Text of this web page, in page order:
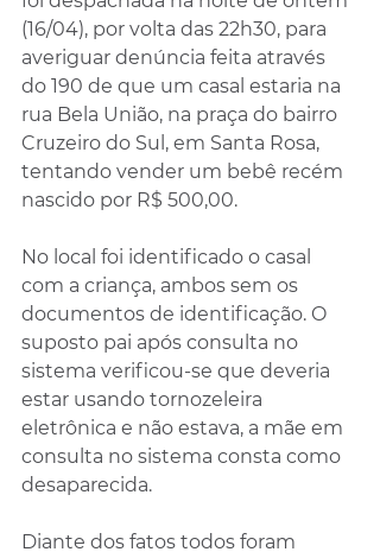
(16/04), por volta das 22h30, para
averiguar denúncia feita através
do 190 de que um casal estaria na
rua Bela União, na praça do bairro
Cruzeiro do Sul, em Santa Rosa,
tentando vender um bebê recém
nascido por R$ 500,00.
No local foi identificado o casal
com a criança, ambos sem os
documentos de identificação. O
suposto pai após consulta no
sistema verificou-se que deveria
estar usando tornozeleira
eletrônica e não estava, a mãe em
consulta no sistema consta como
desaparecida.
Diante dos fatos todos foram